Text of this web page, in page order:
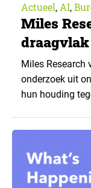
Actueel, AI,
Miles
CZ
Miles Research
onderzoek uit
hun houding
toepassingen,
artikel is
Research. ▼